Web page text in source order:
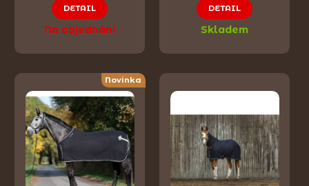
DETAIL
Na objednání
DETAIL
Skladem
Novinka